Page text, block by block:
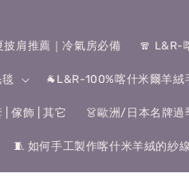
披肩推薦｜冷氣房必備 🧣 L&R-
🐐L&R-100%喀什米爾羊絨
| 傢飾 | 其它 👗歐洲/日本名牌過
🧵 如何手工製作喀什米羊絨的紗線